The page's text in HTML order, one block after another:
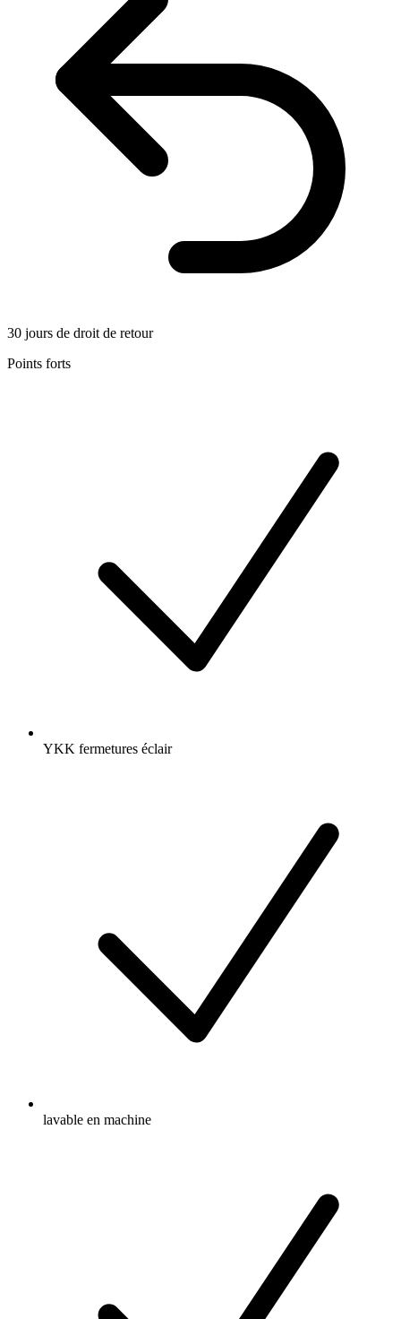
30 jours de droit de retour
Points forts
YKK fermetures éclair
lavable en machine